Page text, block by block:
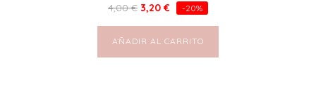
4,00€ 3,20 € -20%
AÑADIR AL CARRITO